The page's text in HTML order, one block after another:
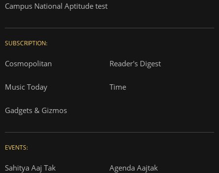
Campus National Aptitude test
SUBSCRIPTION:
Cosmopolitan Reader's Digest
Music Today Time
Gadgets & Gizmos
EVENTS:
Sahitya Aaj Tak Agenda Aajtak